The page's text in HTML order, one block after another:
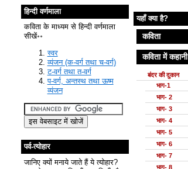
हिन्दी वर्णमाला
कविता के माध्यम से हिन्दी वर्णमाला
सीखें॰॰
स्वर
व्यंजन (क-वर्ग तथा च-वर्ग)
ट-वर्ग तथा त-वर्ग
प-वर्ग, अन्तस्थ तथा ऊष्म
व्यंजन
पर्व-त्योहार
जानिए क्यों मनाये जाते हैं ये त्योहार?
यहाँ क्या है?
कविता
कविता में कहानी
बंदर की दुकान
भाग-1
भाग- 2
भाग- 3
भाग- 4
भाग- 5
भाग- 6
भाग- 7
भाग- 8